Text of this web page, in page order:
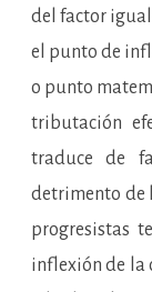
del factor
el punto de
o punto
tributación
traduce de
detrimento de
progresistas
inflexión de la